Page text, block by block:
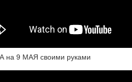
на 9 МАЯ своими руками